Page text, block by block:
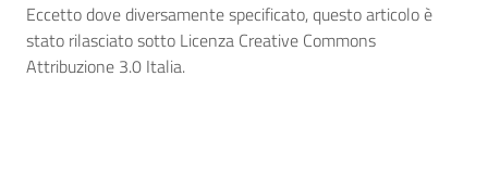
Eccetto dove diversamente specificato, questo articolo è
stato rilasciato sotto Licenza Creative Commons
Attribuzione 3.0 Italia.